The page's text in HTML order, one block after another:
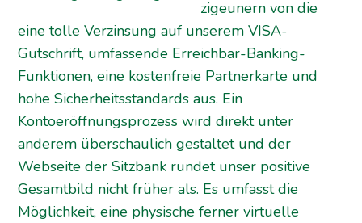
zigeunern von die
eine tolle Verzinsung auf unserem VISA-
Gutschrift, umfassende Erreichbar-Banking-
Funktionen, eine kostenfreie Partnerkarte und
hohe Sicherheitsstandards aus. Ein
Kontoeröffnungsprozess wird direkt unter
anderem überschaulich gestaltet und der
Webseite der Sitzbank rundet unser positive
Gesamtbild nicht früher als. Es umfasst die
Möglichkeit, eine physische ferner virtuelle